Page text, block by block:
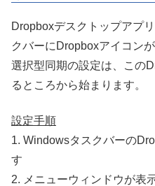
Dropboxデスクトップアプ
クバーにDropboxアイコン
選択型同期の設定は、この
るところから始まります。
設定手順
1. Windowsタスクバーの
す
2. メニューウィンドウが表